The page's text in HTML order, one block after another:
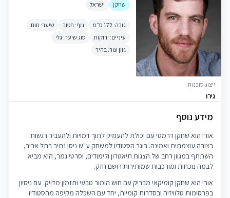
ייצוג סוכנות
גירו
שחקן ישראל
גובה: 172 ס״מ גוף: חטוב
שיער: חום
עיניים: ירוקות
סוג שיער: גלי
גוון עור: בהיר
מידע נוסף
אורי הוא שחקן דרמטי עם יכולת להעמיק לתוך דמויות ולהעביר רגשות
בצורה עוצמתית ואמינה. בוגר הסטודיו למשחק ע"ש ניסן נתיב בתל אביב,
השתתף במגוון רחב של הצגות תיאטרון ולימודים, וסרטי גמר, הוא מביא
לבמה נוכחות ומורכבות שמותירות רושם חזק.
אורי הוא שחקן קומיקאי מבריק עם חוש הומור טבעי ותזמון מדויק. עם ניסיון
בפרסומות טלוויזיה ובסדרות קומיות, יחד עם השכלה מקיפה מהסטודיו